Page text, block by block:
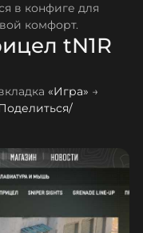
в конфиге для
комфорт.
tN1R
«Игра» →